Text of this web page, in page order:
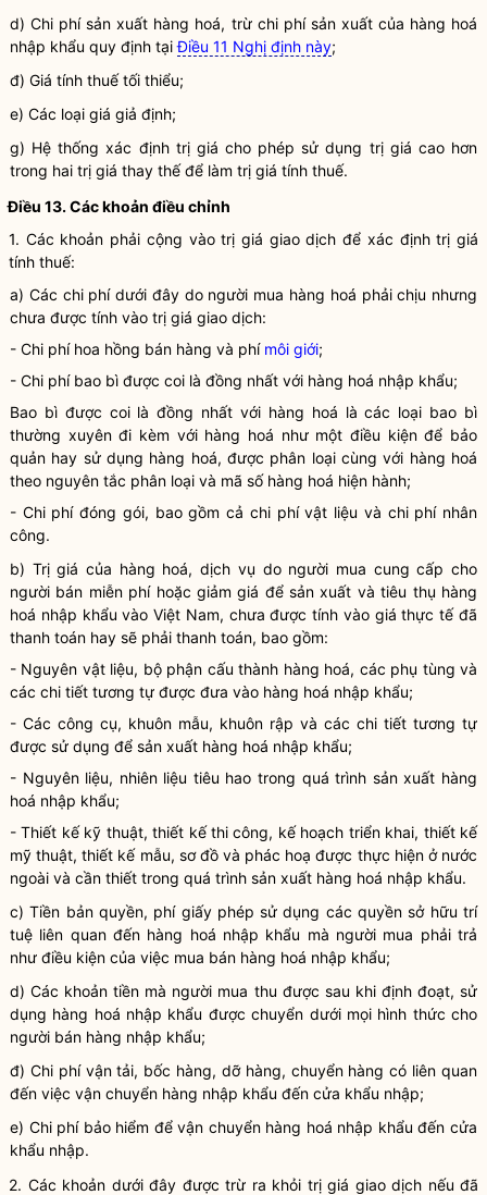
d)Chi phísản xuất hàng hoá, trừ chi phísản xuất của hàng hoá
nhập khẩu quy định tạiĐiều 11 Nghị định này;
đ) Giá tính thuế tối thiểu;
e) Các loại giá giả định;
g) Hệ thống xác định trị giá cho phép sử dụng trị giá cao hơn
trong hai trị giá thay thế để làm trị giá tính thuế.
Điều 13. Các khoản điều chỉnh
1. Các khoản phải cộng vào trị giá giao dịch để xác định trị giá
tính thuế:
a) Các chi phídưới đây do người mua hàng hoá phải chịu nhưng
chưa được tính vào trị giá giao dịch:
- Chi phíhoa hồng bán hàng và phí môi giới;
- Chi phíbao bì được coi là đồng nhất với hàng hoá nhập khẩu;
Bao bì được coi là đồng nhất với hàng hoá là các loại bao bì
thường xuyên đi kèm với hàng hoá như một điều kiện để bảo
quản hay sử dụng hàng hoá, được phân loại cùng với hàng hoá
theo nguyên tắc phân loại và mã số hàng hoá hiện hành;
- Chi phíđóng gói, bao gồm cả chi phívật liệu và chi phínhân
công.
b) Trị giá của hàng hoá, dịch vụ do người mua cung cấp cho
người bán miễn phí hoặc giảm giá để sản xuất và tiêu thụ hàng
hoá nhập khẩu vào Việt Nam, chưa được tính vào giá thực tế đã
thanh toán hay sẽ phải thanh toán, bao gồm:
- Nguyên vật liệu, bộ phận cấu thành hàng hoá, các phụ tùng và
các chi tiết tương tự được đưa vào hàng hoá nhập khẩu;
- Các công cụ, khuôn mẫu, khuôn rập và các chi tiết tương tự
được sử dụng để sản xuất hàng hoá nhập khẩu;
- Nguyên liệu, nhiên liệu tiêu hao trong quá trình sản xuất hàng
hoá nhập khẩu;
- Thiết kế kỹ thuật, thiết kế thi công, kế hoạch triển khai, thiết kế
mỹ thuật, thiết kế mẫu, sơ đồ và phác hoạ được thực hiện ở nước
ngoài và cần thiết trong quá trình sản xuất hàng hoá nhập khẩu.
c) Tiền bản quyền, phí giấy phép sử dụng cácquyền sở hữu trí
tuệ liên quan đến hàng hoá nhập khẩu mà người mua phải trả
như điều kiện của việc mua bán hàng hoá nhập khẩu;
d) Các khoản tiền mà người mua thu được sau khi định đoạt, sử
dụng hàng hoá nhập khẩu được chuyển dưới mọi hình thức cho
người bán hàng nhập khẩu;
đ) Chi phívận tải, bốc hàng, dỡ hàng, chuyển hàng có liên quan
đến việc vận chuyển hàng nhập khẩu đến cửa khẩu nhập;
e) Chi phíbảo hiểm để vận chuyển hàng hoá nhập khẩu đến cửa
khẩu nhập.
2. Các khoản dưới đây được trừ ra khỏi trị giá giao dịch nếu đã